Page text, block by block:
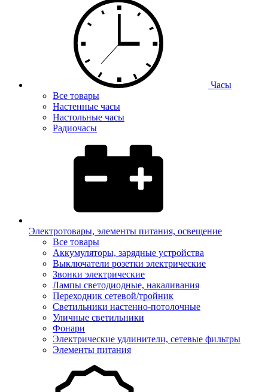
Часы
Все товары
Настенные часы
Настольные часы
Радиочасы
Электротовары, элементы питания, освещение
Все товары
Аккумуляторы, зарядные устройства
Выключатели розетки электрические
Звонки электрические
Лампы светодиодные, накаливания
Переходник сетевой/тройник
Светильники настенно-потолочные
Уличные светильники
Фонари
Электрические удлинители, сетевые фильтры
Элементы питания